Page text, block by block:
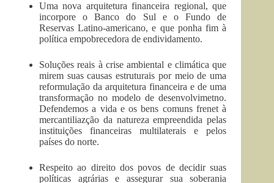
Uma nova arquitetura financeira regional, que
incorpore o Banco do Sul e o Fundo de
Reservas Latino-americano, e que ponha fim à
política empobrecedora de endividamento.
Soluções reais à crise ambiental e climática que
mirem suas causas estruturais por meio de uma
reformulação da arquitetura financeira e de uma
transformação no modelo de desenvolvimetno.
Defendemos a vida e os bens comuns frenet à
mercantiliazção da natureza empreendida pelas
instituições financeiras multilaterais e pelos
países do norte.
Respeito ao direito dos povos de decidir suas
políticas agrárias e assegurar sua soberania